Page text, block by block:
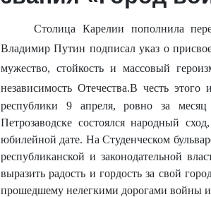
Столица Карелии пополнила
Владимир Путин подписал указ о
мужество, стойкость и массовый
независимость Отечества.В честь этого
республики 9 апреля, ровно за
Петрозаводске состоялся народный
юбилейной дате. На Студенческом
республиканской и законодательной
выразить радость и гордость за свой
прошедшему нелегкими дорогами войны